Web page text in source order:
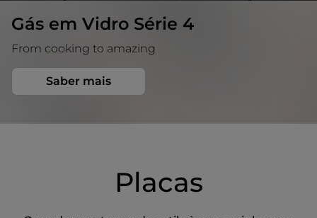
Gás em Vidro Série 4
From cooking to amazing
Saber mais
Placas